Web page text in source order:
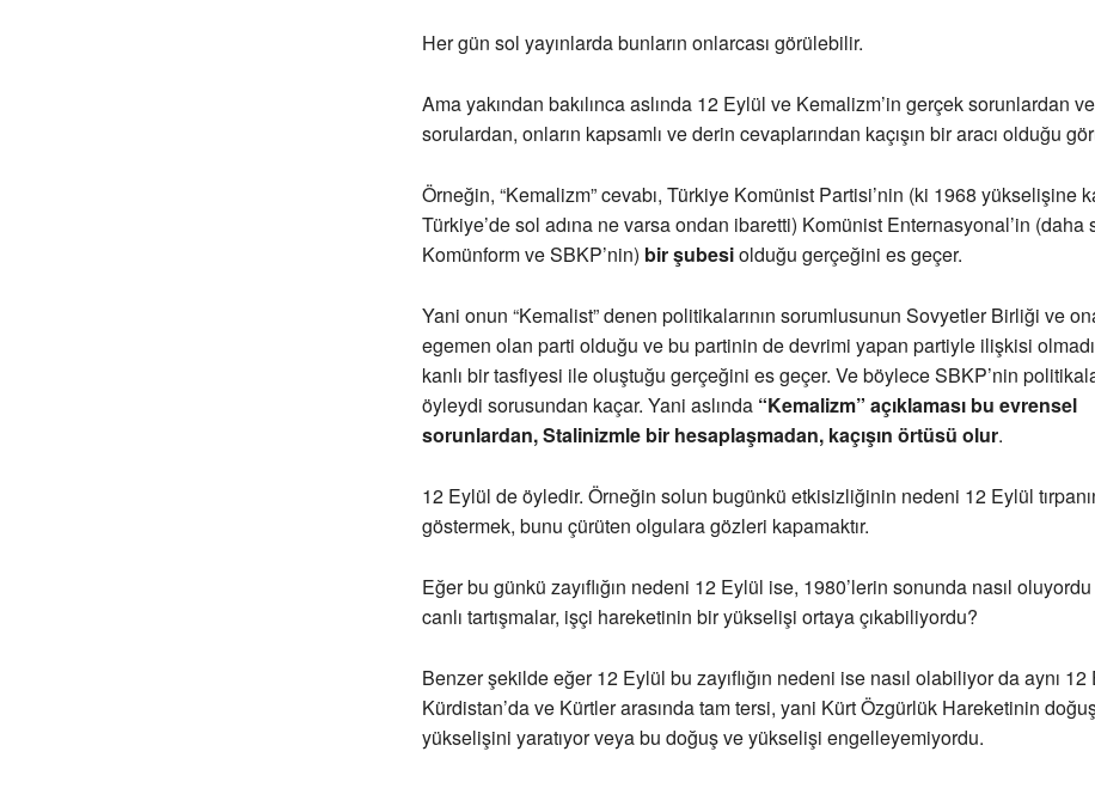
Her gün sol yayınlarda bunların onlarcası görülebilir.
Ama yakından bakılınca aslında 12 Eylül ve Kemalizm’in gerçek sorunlardan ve
sorulardan, onların kapsamlı ve derin cevaplarından kaçışın bir aracı olduğu
Örneğin, “Kemalizm” cevabı, Türkiye Komünist Partisi’nin (ki 1968 yükselişine
Türkiye’de sol adına ne varsa ondan ibaretti) Komünist Enternasyonal’in (daha
Komünform ve SBKP’nin) bir şubesiolduğu gerçeğini es geçer.
Yani onun “Kemalist” denen politikalarının sorumlusunun Sovyetler Birliği ve
egemen olan parti olduğu ve bu partinin de devrimi yapan partiyle ilişkisi
kanlı bir tasfiyesi ile oluştuğu gerçeğini es geçer. Ve böylece SBKP’nin
öyleydi sorusundan kaçar. Yani aslında “Kemalizm” açıklaması bu evrensel
sorunlardan, Stalinizmle bir hesaplaşmadan, kaçışın örtüsü olur.
12 Eylül de öyledir. Örneğin solun bugünkü etkisizliğinin nedeni 12 Eylül
göstermek, bunu çürüten olgulara gözleri kapamaktır.
Eğer bu günkü zayıflığın nedeni 12 Eylül ise, 1980’lerin sonunda nasıl
canlı tartışmalar, işçi hareketinin bir yükselişi ortaya çıkabiliyordu?
Benzer şekilde eğer 12 Eylül bu zayıflığın nedeni ise nasıl olabiliyor da aynı 12
Kürdistan’da ve Kürtler arasında tam tersi, yani Kürt Özgürlük Hareketinin
yükselişini yaratıyor veya bu doğuş ve yükselişi engelleyemiyordu.